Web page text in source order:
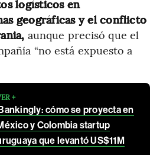
logísticos en
geográficas y el conflicto
aunque precisó que el
“no está expuesto a
+
cómo se proyecta en
y Colombia startup
que levantó US$11M